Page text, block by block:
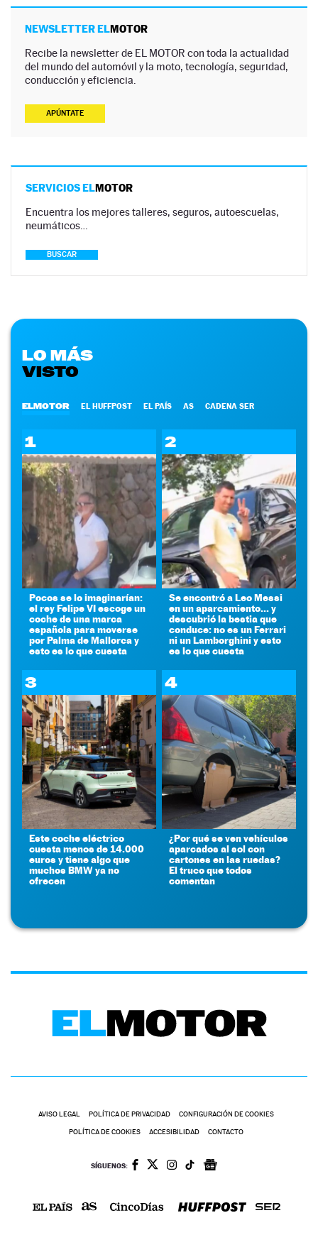
NEWSLETTER ELMOTOR
Recibe la newsletter de EL MOTOR con toda la actualidad
del mundo del automóvil y la moto, tecnología, seguridad,
conducción y eficiencia.
APÚNTATE
SERVICIOS ELMOTOR
Encuentra los mejores talleres, seguros, autoescuelas,
neumáticos…
BUSCAR
LO MÁS
VISTO
ELMOTOR EL HUFFPOST EL PAÍS AS CADENA SER
1
Pocos se lo imaginarían:
el rey Felipe VI escoge un
coche de una marca
española para moverse
por Palma de Mallorca y
esto es lo que cuesta
2
Se encontró a Leo Messi
en un aparcamiento... y
descubrió la bestia que
conduce: no es un Ferrari
ni un Lamborghini y esto
es lo que cuesta
3
Este coche eléctrico
cuesta menos de 14.000
euros y tiene algo que
muchos BMW ya no
ofrecen
4
¿Por qué se ven vehículos
aparcados al sol con
cartones en las ruedas?
El truco que todos
comentan
AVISO LEGAL POLÍTICA DE PRIVACIDAD CONFIGURACIÓN DE COOKIES
POLÍTICA DE COOKIES ACCESIBILIDAD CONTACTO
SÍGUENOS: